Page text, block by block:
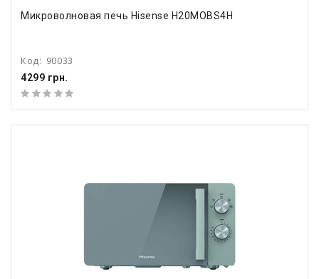
Микроволновая печь Hisense H20MOBS4H
Код: 90033
4299 грн.